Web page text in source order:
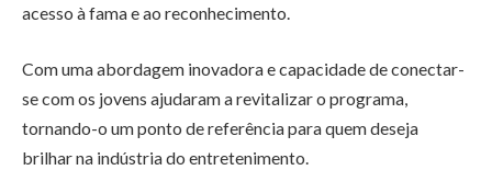
acesso à fama e ao reconhecimento.
Com uma abordagem inovadora e capacidade de conectar-
se com os jovens ajudaram a revitalizar o programa,
tornando-o um ponto de referência para quem deseja
brilhar na indústria do entretenimento.